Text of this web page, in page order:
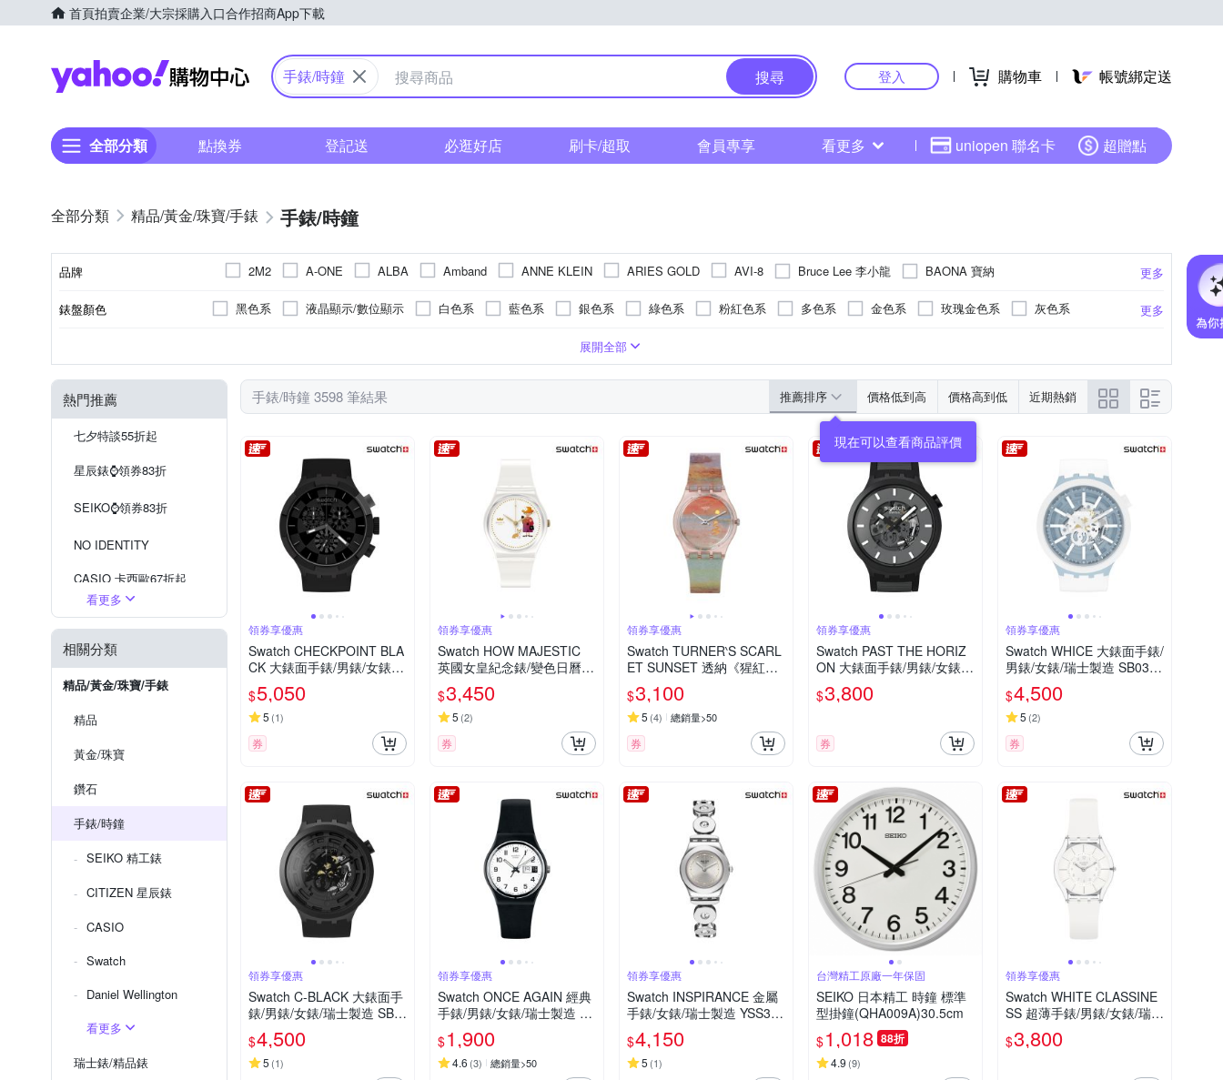
首頁拍賣企業/大宗採購入口合作招商App下載
Yahoo購物中心
手錶/時鐘 搜尋 登入 購物車 帳號綁定送
全部分類 點換券 登記送 必逛好店 刷卡/超取 會員專享 看更多 uniopen 聯名卡 超贈點
精品/黃金/珠寶/手錶 手錶/時鐘
品牌 更多
2M2 A-ONE ALBA Amband ANNE KLEIN ARIES GOLD AVI-8 Bruce Lee 李小龍
BAONA 寶納
CASIO 卡西歐
CITIZEN 星辰 COMET Disney 迪士尼 Daniel Wellington DF 童趣館 EDISON 愛迪生
elegantsis 愛樂時
HANNAH MARTIN
HELLO KITTY Ice-Watch iSFun Kelaimiya 克萊米亞 KINYO LIBERTY LICORNE
MANGO
Mirabelle
Mirro PARNIS BOX PAUL HEWITT
PHILIPPI
SWATCH SKAGEN
Timberland
TIMEX TRISTAR Valentino Coupeau VA VA VOOM Watchband 其他品牌
錶盤顏色 更多
黑色系 液晶顯示/數位顯示 白色系 藍色系 銀色系 綠色系 粉紅色系 多色系 金色系 玫瑰金色系
灰色系
咖啡色系咖啡色系
強化玻璃
300米
黃銅
帆布錶帶
活動式錶扣
展開全部
熱門推薦
七夕特談55折起
星辰錶⌚️領券83折
SEIKO⌚️領券83折
NO IDENTITY
CASIO 卡西歐67折起
現在流行『戒指錶』
SEIKO 掛鐘
WIRED 出清5折
看更多
相關分類
精品/黃金/珠寶/手錶
精品
黃金/珠寶
鑽石
手錶/時鐘
SEIKO 精工錶
CITIZEN 星辰錶
CASIO
Swatch
Daniel Wellington
看更多
瑞士錶/精品錶
手錶/時鐘 3598 筆結果 推薦排序 價格低到高 價格高到低 近期熱銷
領券享優惠
Swatch CHECKPOINT BLA
CK 大錶面手錶/男錶/女錶/
瑞士製造 SB02B400 (47m
m)
$5,050
5 (1)
券
領券享優惠
Swatch HOW MAJESTIC
英國女皇紀念錶/變色日曆
輪/瑞士製造 GZ711 (34m
m)
$3,450
5 (2)
券
領券享優惠
Swatch TURNER‵S SCARL
ET SUNSET 透納《猩紅日
落》/泰德美術館聯名 SO28
Z700 (34mm)
$3,100
5 (4) 總銷量>50
券
領券享優惠
Swatch PAST THE HORIZ
ON 大錶面手錶/男錶/女錶/
瑞士製造 SB05B113 (47m
m)
$3,800
券
領券享優惠
Swatch WHICE 大錶面手錶/
男錶/女錶/瑞士製造 SB03N
103 (47mm)
$4,500
5 (2)
券
領券享優惠
Swatch C-BLACK 大錶面手
錶/男錶/女錶/瑞士製造 SB0
3B100 (47mm)
$4,500
5 (1)
領券享優惠
Swatch ONCE AGAIN 經典
手錶/男錶/女錶/瑞士製造 G
B743-S26 (34mm)
$1,900
4.6 (3) 總銷量>50
領券享優惠
Swatch INSPIRANCE 金屬
手錶/女錶/瑞士製造 YSS317
G (25mm)
$4,150
5 (1)
台灣精工原廠一年保固
SEIKO 日本精工 時鐘 標準
型掛鐘(QHA009A)30.5cm
$1,018 88折
4.9 (9)
領券享優惠
Swatch WHITE CLASSINE
SS 超薄手錶/男錶/女錶/瑞士
製造 SS08K102-S14 (34m
m)
$3,800